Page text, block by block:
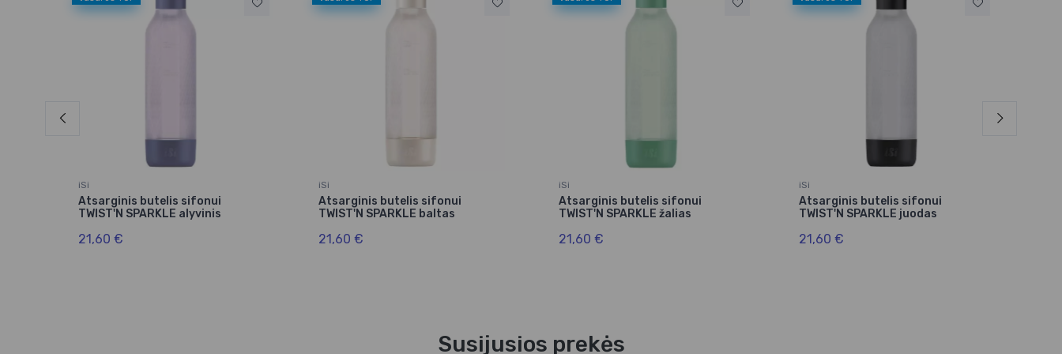
iSi
Atsarginis butelis sifonui
TWIST'N SPARKLE alyvinis
21,60 €
iSi
Atsarginis butelis sifonui
TWIST'N SPARKLE baltas
21,60 €
iSi
Atsarginis butelis sifonui
TWIST'N SPARKLE žalias
21,60 €
iSi
Atsarginis butelis sifonui
TWIST'N SPARKLE juodas
21,60 €
Susijusios prekės